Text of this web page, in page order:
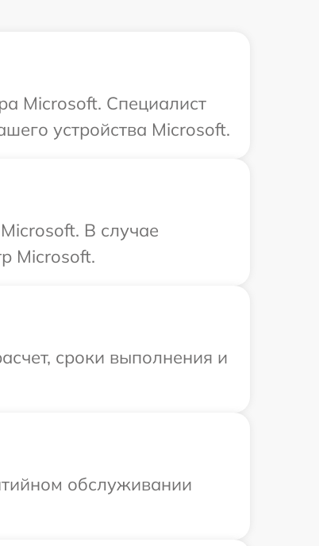
Microsoft. Специалист
устройства Microsoft.
В случае
Microsoft.
сроки выполнения и
обслуживании